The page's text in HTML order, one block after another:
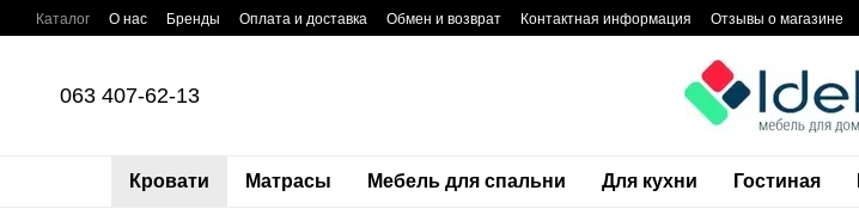
Перейти к основному контенту
Каталог О нас Бренды Оплата и доставка Обмен и возврат Контактная информация Отзывы о магазине
063 407-62-13
Кровати Матрасы Мебель для спальни Для кухни Гостиная